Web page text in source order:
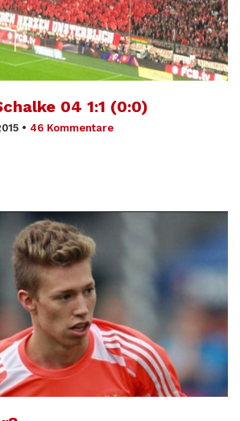
04 1:1 (0:0)
• 46 Kommentare